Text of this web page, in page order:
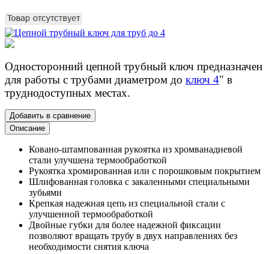
Односторонний цепной трубный ключ предназначен
для работы с трубами диаметром до ключ 4" в
труднодоступных местах.
Добавить в сравнение
Описание
Ковано-штампованная рукоятка из хромванадиевой
стали улучшена термообработкой
Рукоятка хромированная или с порошковым покрытием
Шлифованная головка с закаленными специальными
зубьями
Крепкая надежная цепь из специальной стали c
улучшенной термообработкой
Двойные губки для более надежной фиксации
позволяют вращать трубу в двух направлениях без
необходимости снятия ключа